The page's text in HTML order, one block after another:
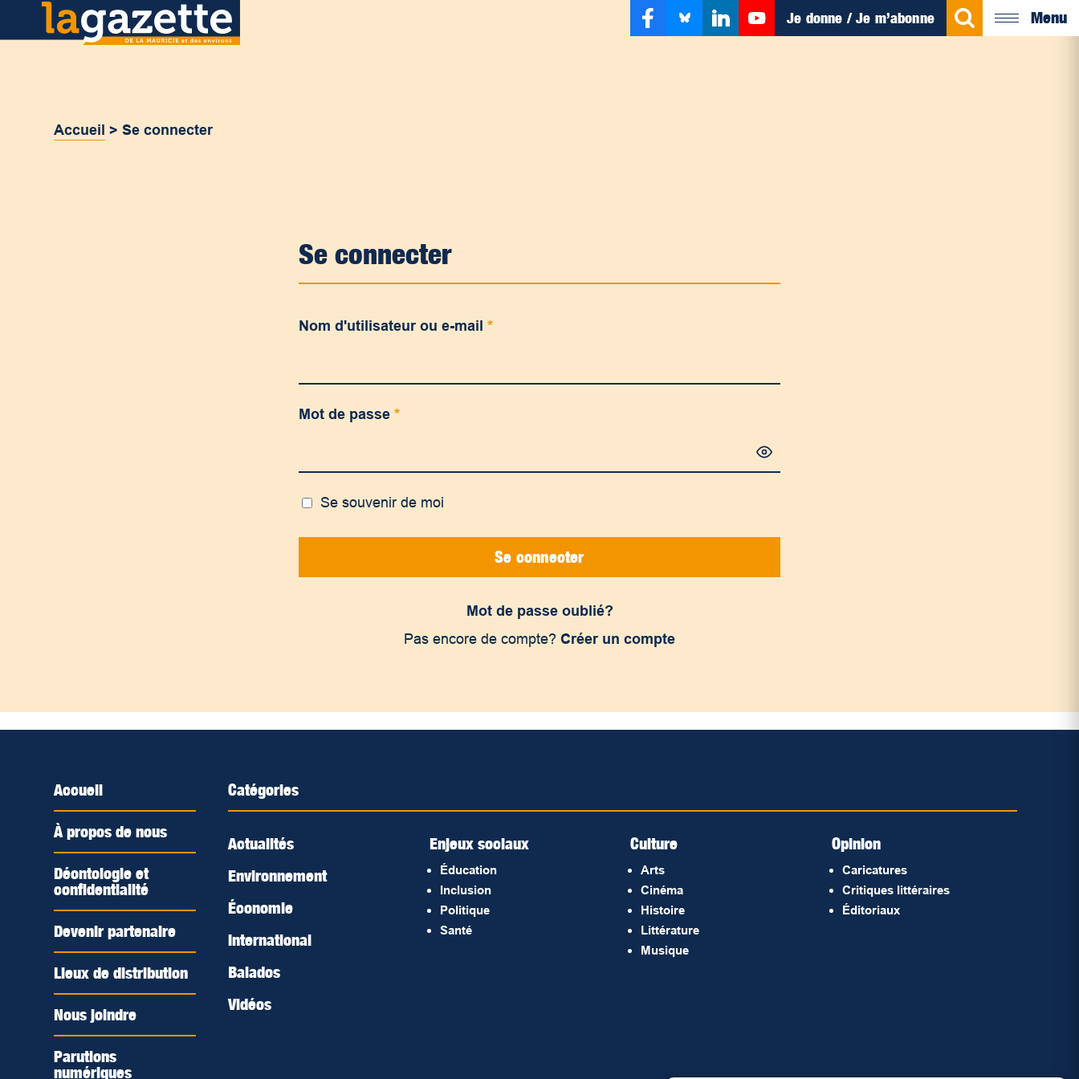
Je donne / Je m’abonne Menu
Accueil >Se connecter
Se connecter
Nom d'utilisateur ou e-mail *
Mot de passe *
Se souvenir de moi
Se connecter
Mot de passe oublié?
Pas encore de compte? Créer un compte
Accueil
À propos de nous
Déontologie et
confidentialité
Devenir partenaire
Lieux de distribution
Nous joindre
Parutions
numériques
Catégories
Actualités
Environnement
Économie
International
Balados
Vidéos
Enjeux sociaux
Éducation
Inclusion
Politique
Santé
Culture
Arts
Cinéma
Histoire
Littérature
Musique
Opinion
Caricatures
Critiques littéraires
Éditoriaux